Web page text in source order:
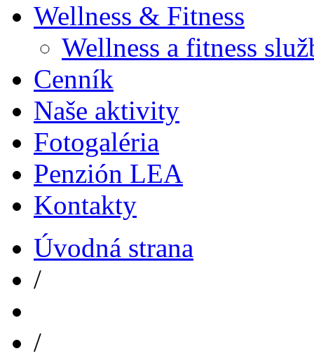
Wellness & Fitness
Wellness a fitness
Cenník
Naše aktivity
Fotogaléria
Penzión LEA
Kontakty
Úvodná strana
/
/